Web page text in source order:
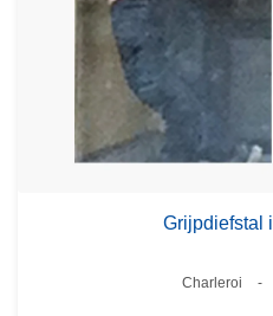
Grijpdiefstal
Plaats
Charleroi